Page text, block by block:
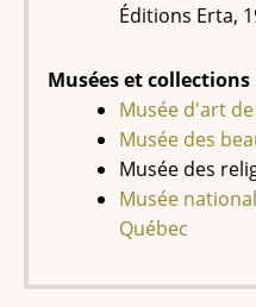
Éditions Erta,
Musées et collections
Musée d'art
Musée des
Musée des
Musée
Québec